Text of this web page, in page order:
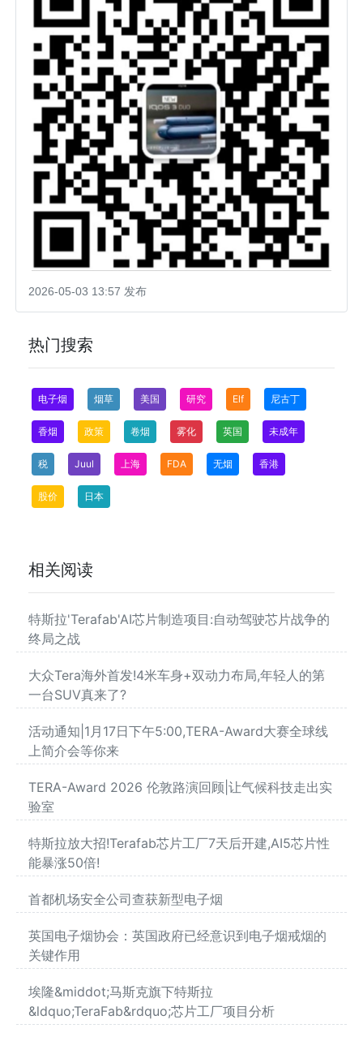
2026-05-03 13:57 发布
热门搜索
电子烟 烟草 美国 研究 Elf 尼古丁
香烟 政策 卷烟 雾化 英国 未成年
税 Juul 上海 FDA 无烟 香港
股价 日本
相关阅读
特斯拉'Terafab'AI芯片制造项目:自动驾驶芯片战争的
终局之战
大众Tera海外首发!4米车身+双动力布局,年轻人的第
一台SUV真来了?
活动通知|1月17日下午5:00,TERA-Award大赛全球线
上简介会等你来
TERA-Award 2026 伦敦路演回顾|让气候科技走出实
验室
特斯拉放大招!Terafab芯片工厂7天后开建,AI5芯片性
能暴涨50倍!
首都机场安全公司查获新型电子烟
英国电子烟协会：英国政府已经意识到电子烟戒烟的
关键作用
埃隆&middot;马斯克旗下特斯拉
&ldquo;TeraFab&rdquo;芯片工厂项目分析